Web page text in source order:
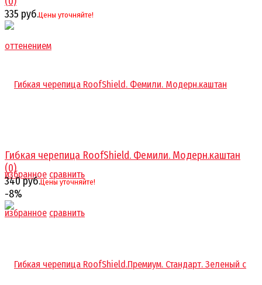
избранное сравнить
335 руб.Цены уточняйте!
избранное сравнить
Гибкая черепица RoofShield. Фемили. Модерн.каштан
(0)
340 руб.Цены уточняйте!
-8%